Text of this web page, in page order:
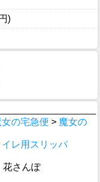
)
女の宅急便 > 魔女の
イレ用スリッパ
さんぽ